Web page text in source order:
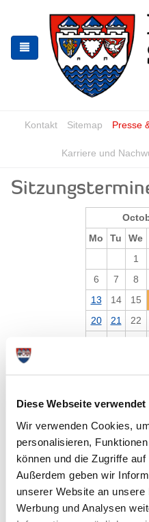
Diese Webseite
Wir verwenden Cookies,
personalisieren,
können und die Zugriffe
Außerdem geben wir
unserer Website an
Werbung und Analysen
springen
springen
Kontakt Sitemap Presse
Karriere und
Mo
Tu We
1
6
7 8
13
14 15
20
21 22
Please enter a search term
Month
You have filtered events